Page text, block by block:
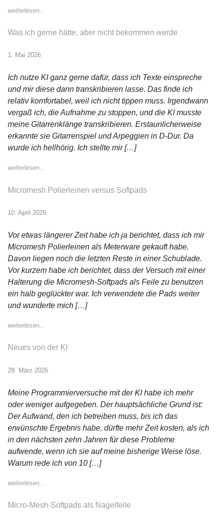
weiterlesen...
Was ich gerne hätte, aber nicht bekommen werde
1. Mai 2026
Ich nutze KI ganz gerne dafür, dass ich Texte einspreche
und mir diese dann transkribieren lasse. Das finde ich
relativ komfortabel, weil ich nicht tippen muss. Irgendwann
vergaß ich, die Aufnahme zu stoppen, und die KI musste
meine Gitarrenklänge transkribieren. Erstaunlicherweise
erkannte sie Gitarrenspiel und Arpeggien in D-Dur. Da
wurde ich hellhörig. Ich stellte mir […]
weiterlesen...
Micromesh Polierleinen versus Softpads
10. April 2026
Vor etwas längerer Zeit habe ich ja berichtet, dass ich mir
Micromesh Polierleinen als Meterware gekauft habe.
Davon liegen noch die letzten Reste in einer Schublade.
Vor kurzem habe ich berichtet, dass der Versuch mit einer
Halterung die Micromesh-Softpads als Feile zu benutzen
ein halb geglückter war. Ich verwendete die Pads weiter
und wunderte mich […]
weiterlesen...
Neues von der KI
28. März 2026
Meine Programmierversuche mit der KI habe ich mehr
oder weniger aufgegeben. Der hauptsächliche Grund ist:
Der Aufwand, den ich betreiben muss, bis ich das
erwünschte Ergebnis habe, dürfte mehr Zeit kosten, als ich
in den nächsten zehn Jahren für diese Probleme
aufwende, wenn ich sie auf meine bisherige Weise löse.
Warum rede ich von 10 […]
weiterlesen...
Micro-Mesh-Softpads als Nagelfeile